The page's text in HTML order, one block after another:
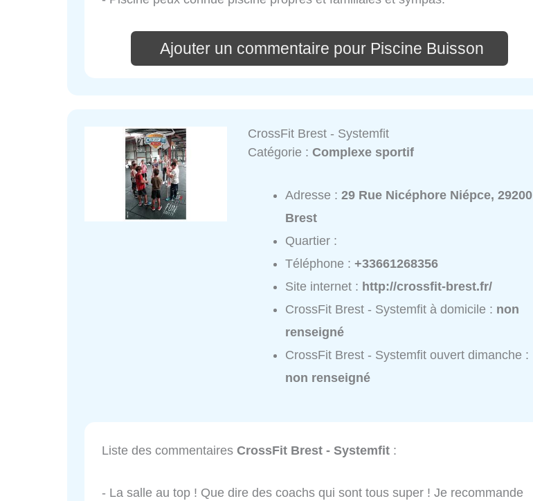
Ajouter un commentaire pour Piscine Buisson
CrossFit Brest - Systemfit
Catégorie :Complexe sportif
Adresse :29 Rue Nicéphore Niépce, 29200
Brest
Quartier :
Téléphone :+33661268356
Site internet : http://crossfit-brest.fr/
CrossFit Brest - Systemfit à domicile : non
renseigné
CrossFit Brest - Systemfit ouvert dimanche :
non renseigné
Liste des commentaires CrossFit Brest - Systemfit :
- La salle au top ! Que dire des coachs qui sont tous super ! Je recommande